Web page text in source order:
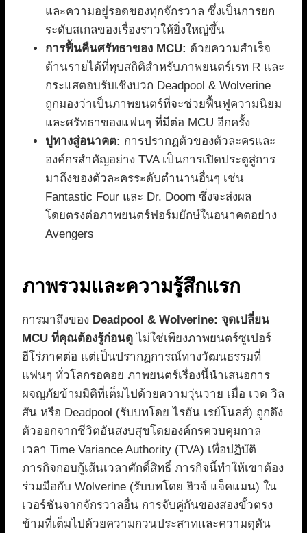
และความอยู่รอดของทุกจักรวาล ซึ่งเป็นการยก
ระดับสเกลของเรื่องราวให้ยิ่งใหญ่ขึ้น
การฟื้นคืนศรัทธาของ MCU: ด้วยความสำเร็จ
ด้านรายได้ที่ทุบสถิติสำหรับภาพยนตร์เรท R และ
กระแสตอบรับเชิงบวก Deadpool & Wolverine
ถูกมองว่าเป็นภาพยนตร์ที่จะช่วยฟื้นฟูความนิยม
และศรัทธาของแฟนๆ ที่มีต่อ MCU อีกครั้ง
ปูทางสู่อนาคต: การปรากฏตัวของตัวละครและ
องค์กรสำคัญอย่าง TVA เป็นการเปิดประตูสู่การ
มาถึงของตัวละครระดับตำนานอื่นๆ เช่น
Fantastic Four และ Dr. Doom ซึ่งจะส่งผล
โดยตรงต่อภาพยนตร์ฟอร์มยักษ์ในอนาคตอย่าง
Avengers
ภาพรวมและความรู้สึกแรก
การมาถึงของ Deadpool & Wolverine: จุดเปลี่ยน
MCU ที่คุณต้องรู้ก่อนดู ไม่ใช่เพียงภาพยนตร์ซูเปอร์
ฮีโร่ภาคต่อ แต่เป็นปรากฏการณ์ทางวัฒนธรรมที่
แฟนๆ ทั่วโลกรอคอย ภาพยนตร์เรื่องนี้นำเสนอการ
ผจญภัยข้ามมิติที่เต็มไปด้วยความวุ่นวาย เมื่อ เวด วิล
สัน หรือ Deadpool (รับบทโดย ไรอัน เรย์โนลส์) ถูกดึง
ตัวออกจากชีวิตอันสงบสุขโดยองค์กรควบคุมกาล
เวลา Time Variance Authority (TVA) เพื่อปฏิบัติ
ภารกิจกอบกู้เส้นเวลาศักดิ์สิทธิ์ ภารกิจนี้ทำให้เขาต้อง
ร่วมมือกับ Wolverine (รับบทโดย ฮิวจ์ แจ็คแมน) ใน
เวอร์ชันจากจักรวาลอื่น การจับคู่กันของสองขั้วตรง
ข้ามที่เต็มไปด้วยความกวนประสาทและความดุดัน